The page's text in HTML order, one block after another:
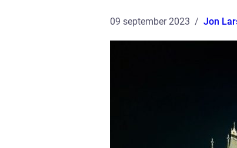
09 september 2023 Jon